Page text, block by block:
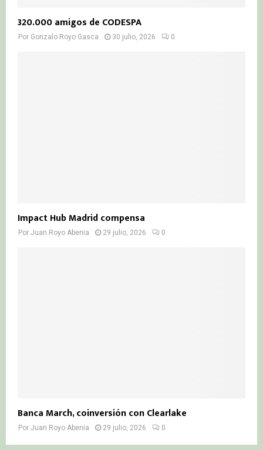
320.000 amigos de CODESPA
Por Gonzalo Royo Gasca 30 julio, 2026 0
Impact Hub Madrid compensa
Por Juan Royo Abenia 29 julio, 2026 0
Banca March, coinversión con Clearlake
Por Juan Royo Abenia 29 julio, 2026 0